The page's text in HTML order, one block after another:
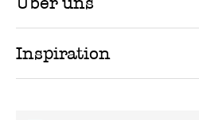
Inspiration